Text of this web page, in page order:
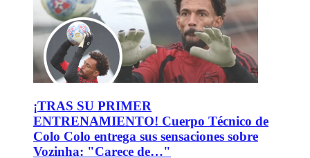
¡TRAS SU PRIMER
ENTRENAMIENTO! Cuerpo Técnico de
Colo Colo entrega sus sensaciones sobre
Vozinha: "Carece de…"